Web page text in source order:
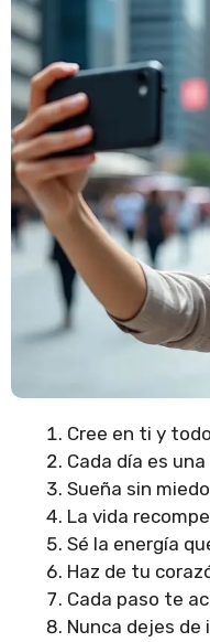
Cree en ti y
Cada día es
Sueña sin
La vida
Sé la energía
Haz de tu
Cada paso te
Nunca dejes